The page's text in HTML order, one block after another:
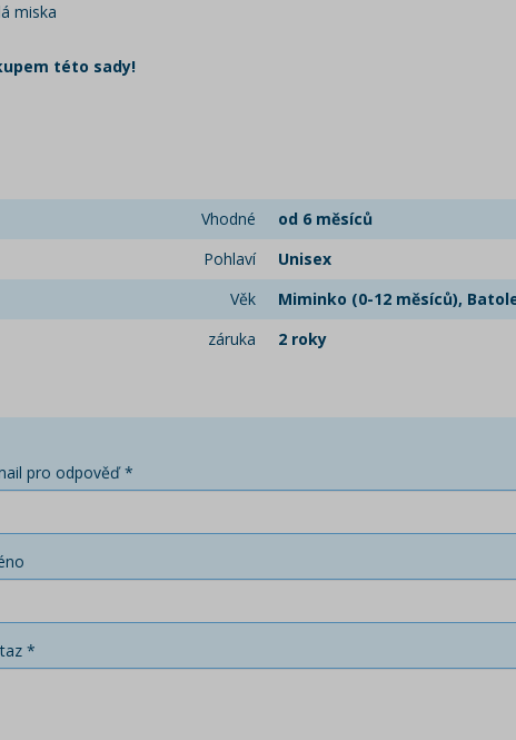
miska
této sady!
Vhodné
od 6 měsíců
Pohlaví
Unisex
Věk
Miminko (0-12 měsíců),
záruka
2 roky
pro odpověď *
*